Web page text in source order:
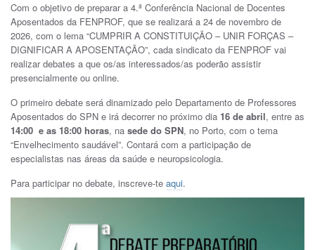
Com o objetivo de preparar a 4.ª Conferência Nacional de Docentes
Aposentados da FENPROF, que se realizará a 24 de novembro de
2026, com o lema “CUMPRIR A CONSTITUIÇÃO – UNIR FORÇAS –
DIGNIFICAR A APOSENTAÇÃO”, cada sindicato da FENPROF vai
realizar debates a que os/as interessados/as poderão assistir
presencialmente ou online.
O primeiro debate será dinamizado pelo Departamento de Professores
Aposentados do SPN e irá decorrer no próximo dia 16 de abril, entre as
14:00 e as 18:00 horas, na sede do SPN, no Porto, com o tema
“Envelhecimento saudável”. Contará com a participação de
especialistas nas áreas da saúde e neuropsicologia.
Para participar no debate, inscreve-te aqui.